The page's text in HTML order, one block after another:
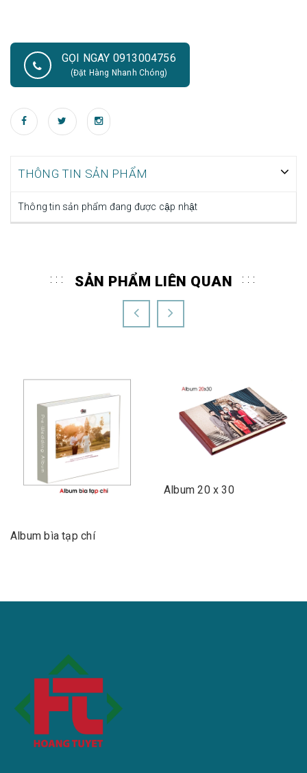
GỌI NGAY 0913004756
(Đặt Hàng Nhanh Chóng)
THÔNG TIN SẢN PHẨM
Thông tin sản phẩm đang được cập nhật
SẢN PHẨM LIÊN QUAN
Album bìa tạp chí
Album 20 x 30